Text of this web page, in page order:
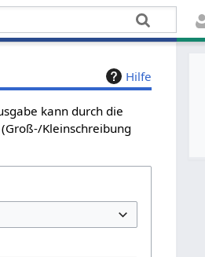
Hilfe
kann durch die
Kleinschreibung